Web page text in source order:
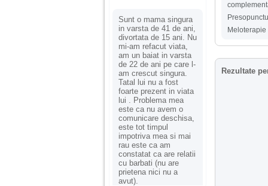
Sunt o mama singura
in varsta de 41 de ani,
divortata de 15 ani. Nu
mi-am refacut viata,
am un baiat in varsta
de 22 de ani pe care l-
am crescut singura.
Tatal lui nu a fost
foarte prezent in viata
lui . Problema mea
este ca nu avem o
comunicare deschisa,
este tot timpul
impotriva mea si mai
rau este ca am
constatat ca are relatii
cu barbati (nu are
prietena nici nu a
avut).
Meloterapie
Rezultate